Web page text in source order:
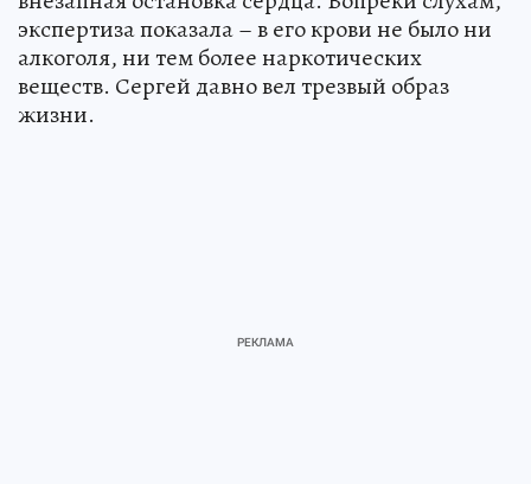
экспертиза показала – в его крови не было ни
алкоголя, ни тем более наркотических
веществ. Сергей давно вел трезвый образ
жизни.